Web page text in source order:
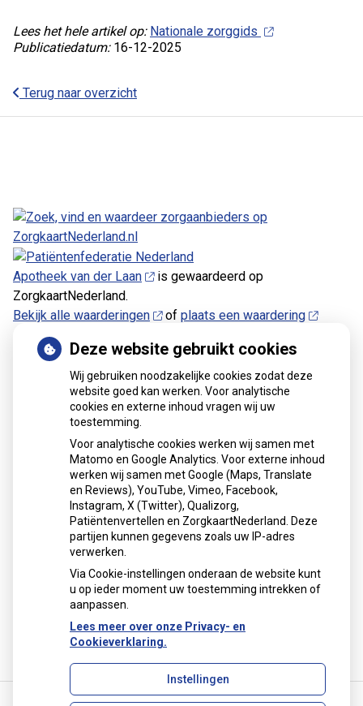
Lees het hele artikel op: Nationale zorggids
Publicatiedatum: 16-12-2025
Terug naar overzicht
Apotheek van der Laan
is gewaardeerd op
ZorgkaartNederland.
Bekijk alle waarderingen
of plaats een waardering
MijnGezondheid.net
Deze website gebruikt cookies
Wij gebruiken noodzakelijke cookies zodat deze
website goed kan werken. Voor analytische
cookies en externe inhoud vragen wij uw
toestemming.
Voor analytische cookies werken wij samen met
Matomo en Google Analytics. Voor externe inhoud
werken wij samen met Google (Maps, Translate
en Reviews), YouTube, Vimeo, Facebook,
Instagram, X (Twitter), Qualizorg,
Patiëntenvertellen en ZorgkaartNederland. Deze
partijen kunnen gegevens zoals uw IP-adres
verwerken.
Via Cookie-instellingen onderaan de website kunt
u op ieder moment uw toestemming intrekken of
aanpassen.
Lees meer over onze Privacy- en
Cookieverklaring.
Instellingen